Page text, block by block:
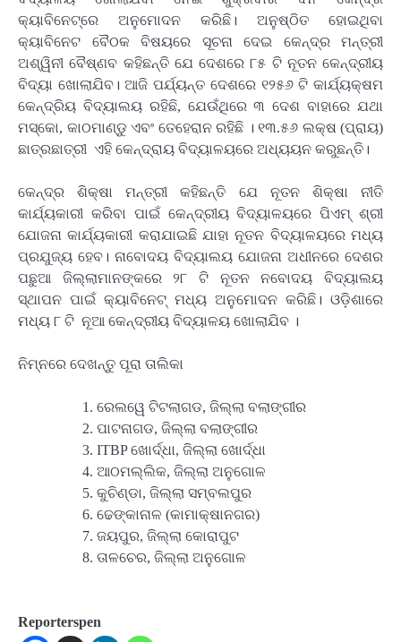
କ୍ୟାବିନେଟ୍‌ରେ ଅନୁମୋଦନ କରିଛି। ଅନୁଷ୍ଠିତ ହୋଇଥିବା
କ୍ୟାବିନେଟ ବୈଠକ ବିଷୟରେ ସୂଚନା ଦେଇ କେନ୍ଦ୍ର ମନ୍ତ୍ରୀ
ଅଶ୍ୱିନୀ ବୈଷ୍ଣବ କହିଛନ୍ତି ଯେ ଦେଶରେ ୮୫ ଟି ନୂତନ କେନ୍ଦ୍ରୀୟ
ବିଦ୍ୟା ଖୋଲାଯିବ। ଆଜି ପର୍ଯ୍ୟନ୍ତ ଦେଶରେ ୧୨୫୬ ଟି କାର୍ଯ୍ୟକ୍ଷମ
କେନ୍ଦ୍ରିୟ ବିଦ୍ୟାଲୟ ରହିଛି, ଯେଉଁଥିରେ ୩ ଦେଶ ବାହାରେ ଯଥା
ମସ୍କୋ, କାଠମାଣ୍ଡୁ ଏବଂ ତେହେରାନ ରହିଛି । ୧୩.୫୬ ଲକ୍ଷ (ପ୍ରାୟ)
ଛାତ୍ରଛାତ୍ରୀ ଏହି କେନ୍ଦ୍ରାୟ ବିଦ୍ୟାଳୟରେ ଅଧ୍ୟୟନ କରୁଛନ୍ତି।
କେନ୍ଦ୍ର ଶିକ୍ଷା ମନ୍ତ୍ରୀ କହିଛନ୍ତି ଯେ ନୂତନ ଶିକ୍ଷା ନୀତି
କାର୍ଯ୍ୟକାରୀ କରିବା ପାଇଁ କେନ୍ଦ୍ରୀୟ ବିଦ୍ୟାଳୟରେ ପିଏମ୍ ଶ୍ରୀ
ଯୋଜନା କାର୍ଯ୍ୟକାରୀ କରାଯାଇଛି ଯାହା ନୂତନ ବିଦ୍ୟାଳୟରେ ମଧ୍ୟ
ପ୍ରଯୁଜ୍ୟ ହେବ। ନାବୋଦୟ ବିଦ୍ୟାଲୟ ଯୋଜନା ଅଧୀନରେ ଦେଶର
ପଛୁଆ ଜିଲ୍ଲାମାନଙ୍କରେ ୨୮ ଟି ନୂତନ ନବୋଦୟ ବିଦ୍ୟାଲୟ
ସ୍ଥାପନ ପାଇଁ କ୍ୟାବିନେଟ୍ ମଧ୍ୟ ଅନୁମୋଦନ କରିଛି। ଓଡ଼ିଶାରେ
ମଧ୍ୟ ୮ ଟି ନୂଆ କେନ୍ଦ୍ରୀୟ ବିଦ୍ୟାଳୟ ଖୋଲାଯିବ ।
ନିମ୍ନରେ ଦେଖନ୍ତୁ ପୂରା ତାଲିକା
ରେଲୱେ ଟିଟଲାଗଡ, ଜିଲ୍ଲା ବଲାଙ୍ଗୀର
ପାଟନାଗଡ, ଜିଲ୍ଲା ବଲାଙ୍ଗୀର
ITBP ଖୋର୍ଦ୍ଧା, ଜିଲ୍ଲା ଖୋର୍ଦ୍ଧା
ଆଠମଲ୍ଲିକ, ଜିଲ୍ଲା ଅନୁଗୋଳ
କୁଚିଣ୍ଡା, ଜିଲ୍ଲା ସମ୍ବଲପୁର
ଢେଙ୍କାନାଳ (କାମାକ୍ଷାନଗର)
ଜୟପୁର, ଜିଲ୍ଲା କୋରାପୁଟ
ତାଳଚେର, ଜିଲ୍ଲା ଅନୁଗୋଳ
Reporterspen